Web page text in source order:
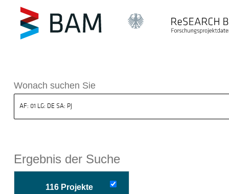
BAM
Wonach suchen Sie
Ergebnis der Suche
116 Projekte